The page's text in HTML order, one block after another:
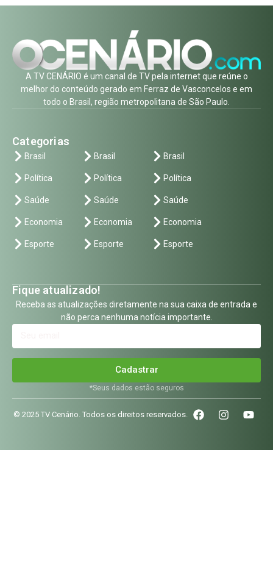
A TV CENÁRIO é um canal de TV pela internet que reúne o
melhor do conteúdo gerado em Ferraz de Vasconcelos e em
todo o Brasil, região metropolitana de São Paulo.
Categorias
Brasil
Política
Saúde
Economia
Esporte
Brasil
Política
Saúde
Economia
Esporte
Brasil
Política
Saúde
Economia
Esporte
Fique atualizado!
Receba as atualizações diretamente na sua caixa de entrada e
não perca nenhuma notícia importante.
Cadastrar
*Seus dados estão seguros
© 2025 TV Cenário. Todos os direitos reservados.